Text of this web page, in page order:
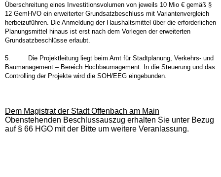
Überschreitung eines Investitionsvolumen von jeweils 10 Mio € gemäß §
12 GemHVO ein erweiterter Grundsatzbeschluss mit Variantenvergleich
herbeizuführen. Die Anmeldung der Haushaltsmittel über die erforderlichen
Planungsmittel hinaus ist erst nach dem Vorlegen der erweiterten
Grundsatzbeschlüsse erlaubt.
5. Die Projektleitung liegt beim Amt für Stadtplanung, Verkehrs- und
Baumanagement – Bereich Hochbaumagement. In die Steuerung und das
Controlling der Projekte wird die SOH/EEG eingebunden.
Dem Magistrat der Stadt Offenbach am Main
Obenstehenden Beschlussauszug erhalten Sie unter Bezug
auf § 66 HGO mit der Bitte um weitere Veranlassung.